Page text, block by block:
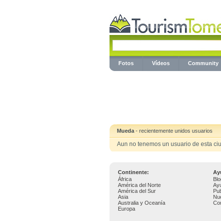
Fotos Vídeos Community
Mueda - recientemente unidos usuarios
Aun no tenemos un usuario de esta
Continente:
África
América del Norte
América del Sur
Asia
Australia y Oceanía
Europa